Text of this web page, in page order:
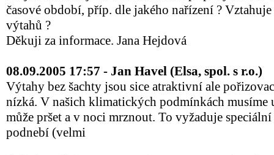
časové období, příp. dle jakého nařízení ?
výtahů ?
Děkuji za informace. Jana Hejdová
08.09.2005 17:57 - Jan Havel (Elsa, spol. s r.o.)
Výtahy bez šachty jsou sice atraktivní ale
nízká. V našich klimatických podmínkách musíme
může pršet a v noci mrznout. To vyžaduje
podnebí (velmi